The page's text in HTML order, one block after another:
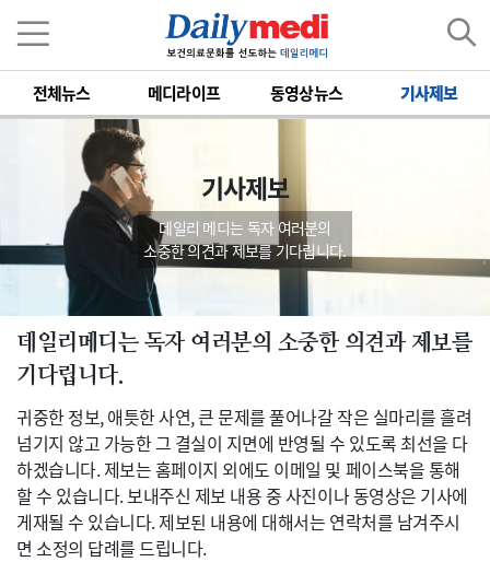
전체뉴스 메디라이프 동영상뉴스 기사제보
기사제보
데일리 메디는 독자 여러분의
소중한 의견과 제보를 기다립니다.
데일리메디는 독자 여러분의 소중한 의견과 제보를
기다립니다.
귀중한 정보, 애틋한 사연, 큰 문제를 풀어나갈 작은 실마리를 흘려
넘기지 않고 가능한 그 결실이 지면에 반영될 수 있도록 최선을 다
하겠습니다. 제보는 홈페이지 외에도 이메일 및 페이스북을 통해
할 수 있습니다. 보내주신 제보 내용 중 사진이나 동영상은 기사에
게재될 수 있습니다. 제보된 내용에 대해서는 연락처를 남겨주시
면 소정의 답례를 드립니다.